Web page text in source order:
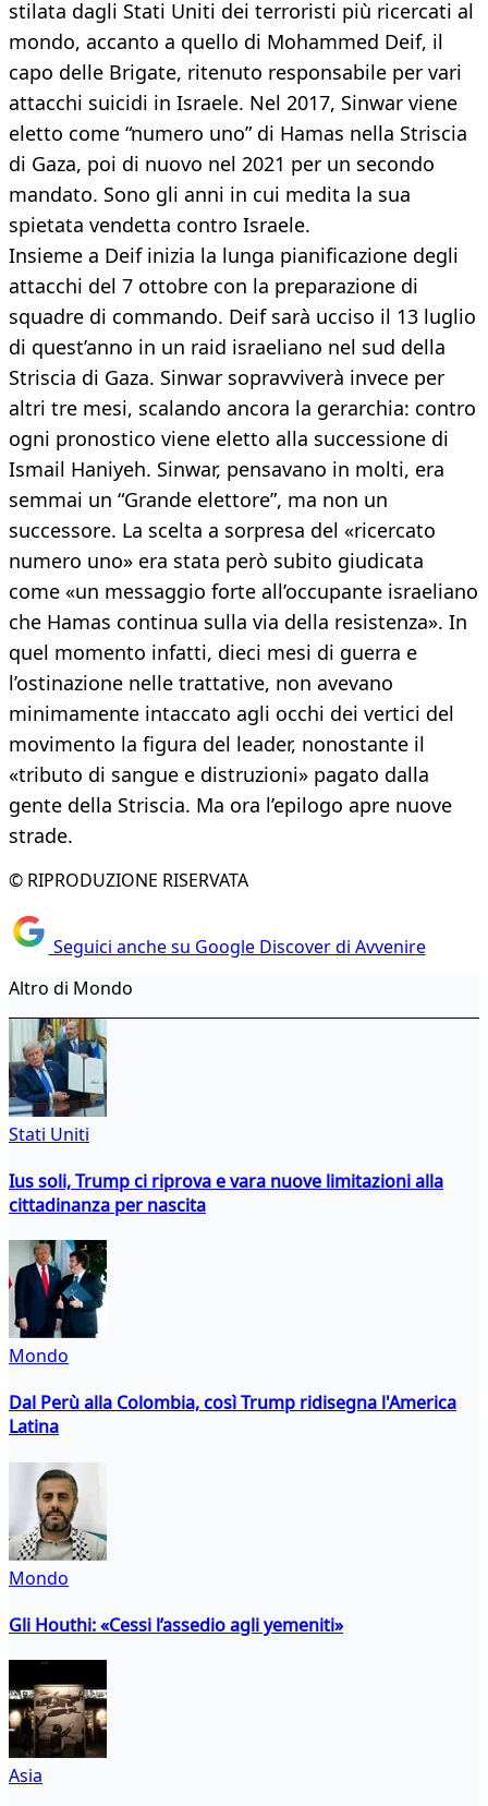
stilata dagli Stati Uniti dei terroristi più ricercati al
mondo, accanto a quello di Mohammed Deif, il
capo delle Brigate, ritenuto responsabile per vari
attacchi suicidi in Israele. Nel 2017, Sinwar viene
eletto come “numero uno” di Hamas nella Striscia
di Gaza, poi di nuovo nel 2021 per un secondo
mandato. Sono gli anni in cui medita la sua
spietata vendetta contro Israele.
Insieme a Deif inizia la lunga pianificazione degli
attacchi del 7 ottobre con la preparazione di
squadre di commando. Deif sarà ucciso il 13 luglio
di quest’anno in un raid israeliano nel sud della
Striscia di Gaza. Sinwar sopravviverà invece per
altri tre mesi, scalando ancora la gerarchia: contro
ogni pronostico viene eletto alla successione di
Ismail Haniyeh. Sinwar, pensavano in molti, era
semmai un “Grande elettore”, ma non un
successore. La scelta a sorpresa del «ricercato
numero uno» era stata però subito giudicata
come «un messaggio forte all’occupante israeliano
che Hamas continua sulla via della resistenza». In
quel momento infatti, dieci mesi di guerra e
l’ostinazione nelle trattative, non avevano
minimamente intaccato agli occhi dei vertici del
movimento la figura del leader, nonostante il
«tributo di sangue e distruzioni» pagato dalla
gente della Striscia. Ma ora l’epilogo apre nuove
strade.
© RIPRODUZIONE RISERVATA
Seguici anche su Google Discover di Avvenire
Altro di Mondo
Stati Uniti
Ius soli, Trump ci riprova e vara nuove limitazioni alla
cittadinanza per nascita
Mondo
Dal Perù alla Colombia, così Trump ridisegna l'America
Latina
Mondo
Gli Houthi: «Cessi l’assedio agli yemeniti»
Asia